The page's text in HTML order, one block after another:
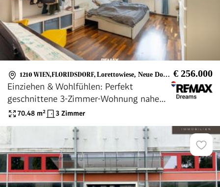
1210 WIEN,FLORIDSDORF, Lorettowiese, Neue Donau € 256.000
Einziehen & Wohlfühlen: Perfekt
geschnittene 3-Zimmer-Wohnung nahe
Lorettowiese
70.48 m² 3 Zimmer